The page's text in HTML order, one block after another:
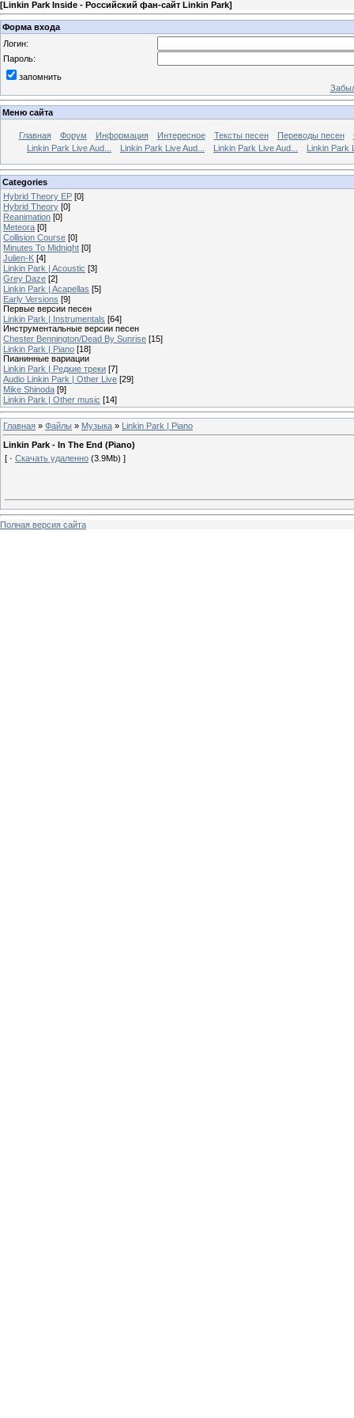
[Linkin Park Inside - Российский фан-сайт Linkin Park]
Форма входа
Логин:
Пароль:
запомнить
Меню сайта
Главная Форум Информация Интересное Тексты песен Переводы песен
Linkin Park Live Aud...
Linkin Park Live Aud... Linkin Park Live Aud... Linkin Park
Categories
Hybrid Theory EP [0]
Hybrid Theory [0]
Reanimation [0]
Meteora [0]
Collision Course [0]
Minutes To Midnight [0]
Julien-K [4]
Linkin Park | Acoustic [3]
Grey Daze [2]
Linkin Park | Acapellas [5]
Early Versions [9]
Первые версии песен
Linkin Park | Instrumentals [64]
Инструментальные версии песен
Chester Bennington/Dead By Sunrise [15]
Linkin Park | Piano [18]
Пианинные вариации
Linkin Park | Редкие треки [7]
Audio Linkin Park | Other Live [29]
Mike Shinoda [9]
Linkin Park | Other music [14]
Главная » Файлы » Музыка » Linkin Park | Piano
Linkin Park - In The End (Piano)
[ · Скачать удаленно (3.9Mb) ]
Полная версия сайта